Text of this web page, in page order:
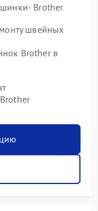
Brother
швейных
Brother в